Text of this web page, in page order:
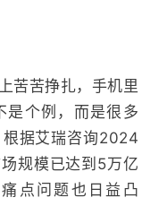
苦苦挣扎，手机里
是个例，而是很多
据艾瑞咨询2024
规模已达到5万亿
点问题也日益凸